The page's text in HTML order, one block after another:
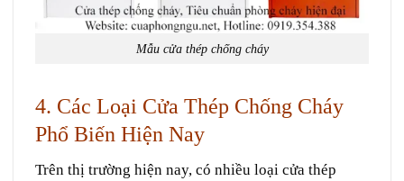
Mẫu cửa thép chống cháy
4. Các Loại Cửa Thép Chống Cháy
Phổ Biến Hiện Nay
Trên thị trường hiện nay, có nhiều loại cửa thép